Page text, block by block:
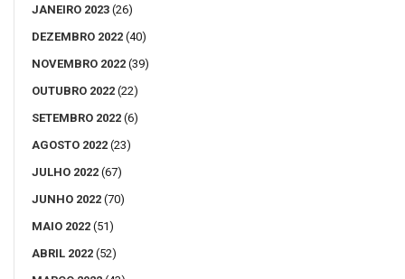
JANEIRO 2023 (26)
DEZEMBRO 2022 (40)
NOVEMBRO 2022 (39)
OUTUBRO 2022 (22)
SETEMBRO 2022 (6)
AGOSTO 2022 (23)
JULHO 2022 (67)
JUNHO 2022 (70)
MAIO 2022 (51)
ABRIL 2022 (52)